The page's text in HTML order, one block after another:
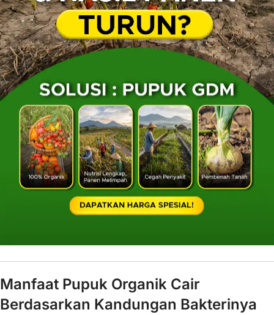
Manfaat Pupuk Organik Cair
Berdasarkan Kandungan Bakterinya